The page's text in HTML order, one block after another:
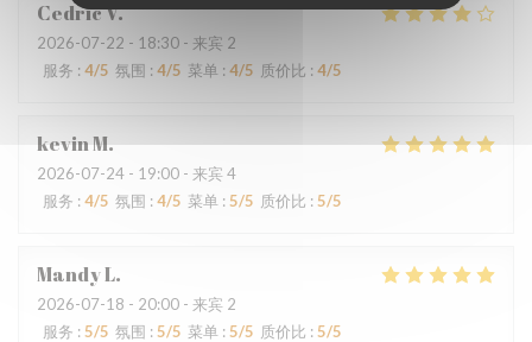
CedricV
2026-07-22 - 18:30 - 来宾 2
服务 : 4/5 氛围 : 4/5 菜单 : 4/5 质价比 : 4/5
kevinM
2026-07-24 - 19:00 - 来宾 4
服务 : 4/5 氛围 :4/5 菜单 : 5/5 质价比 :5/5
MandyL
2026-07-18 - 20:00 - 来宾 2
服务 :5/5 氛围 : 5/5 菜单 : 5/5 质价比 : 5/5